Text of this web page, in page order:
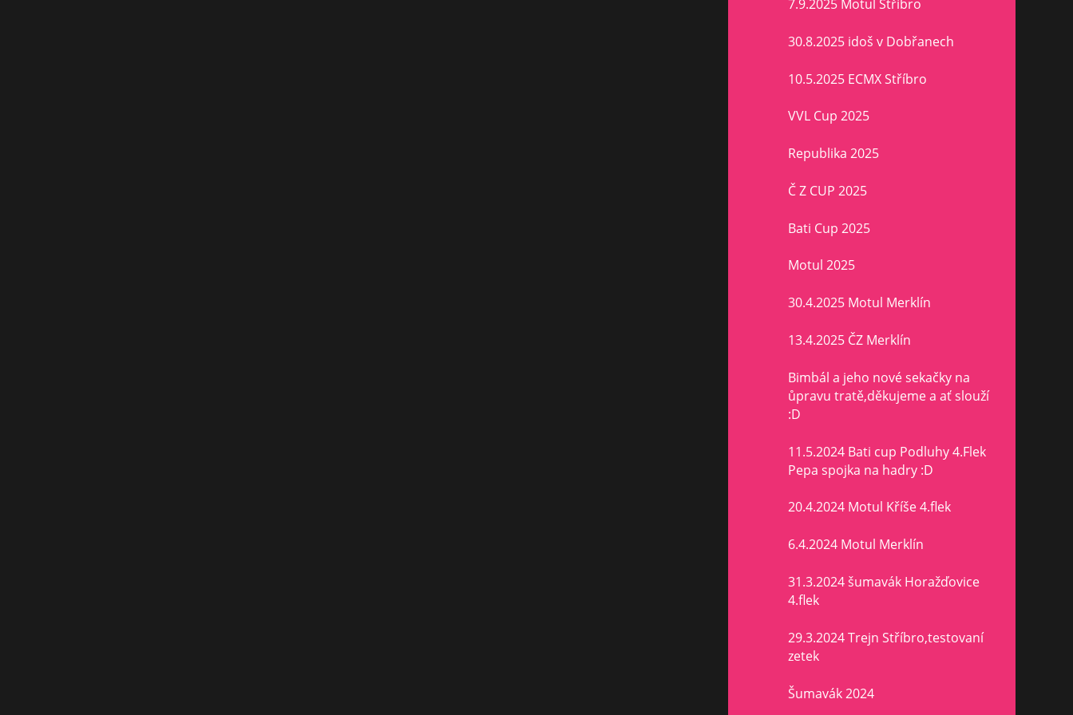
7.9.2025 Motul Stříbro
30.8.2025 idoš v Dobřanech
10.5.2025 ECMX Stříbro
VVL Cup 2025
Republika 2025
Č Z CUP 2025
Bati Cup 2025
Motul 2025
30.4.2025 Motul Merklín
13.4.2025 ČZ Merklín
Bimbál a jeho nové sekačky na
ůpravu tratě,děkujeme a ať slouží
:D
11.5.2024 Bati cup Podluhy 4.Flek
Pepa spojka na hadry :D
20.4.2024 Motul Kříše 4.flek
6.4.2024 Motul Merklín
31.3.2024 šumavák Horažďovice
4.flek
29.3.2024 Trejn Stříbro,testovaní
zetek
Šumavák 2024